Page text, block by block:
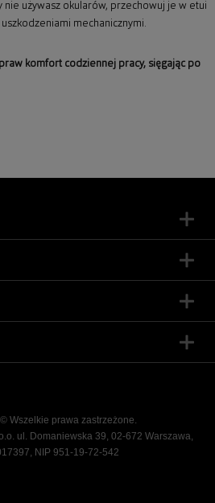
nie używasz okularów, przechowuj je w etui
mechanicznymi.
komfort codziennej pracy, sięgając po
Wszelkie prawa zastrzeżone.
ul. Domaniewska 39, 02-672 Warszawa,
NIP 951-19-72-542